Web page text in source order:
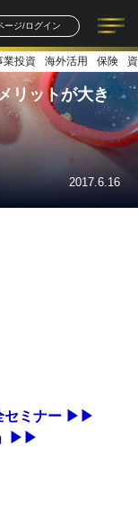
ージ/ログイン
記事一覧 連載一覧
著者一覧 書籍一覧
業投資 海外活用 保険
リットが大き
2017.6.16
セミナー ▶▶
」▶▶